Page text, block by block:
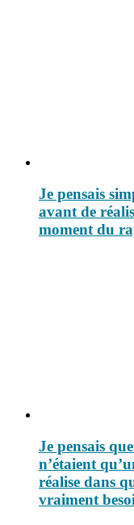
Je pensais
avant de
moment du
Je pensais
n’étaient
réalise dans
vraiment